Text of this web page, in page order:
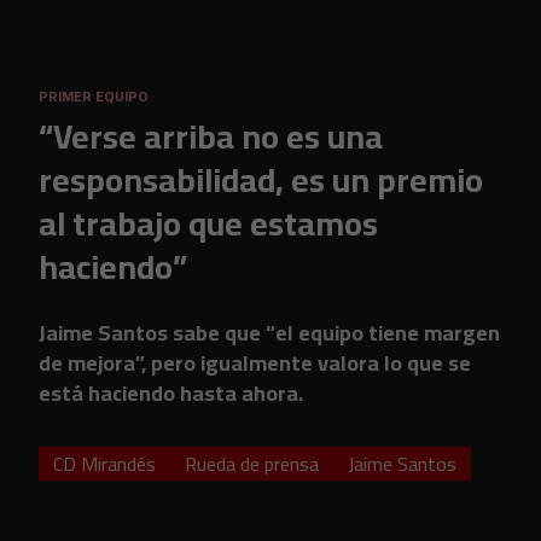
PRIMER EQUIPO
“Verse arriba no es una
responsabilidad, es un premio
al trabajo que estamos
haciendo”
Jaime Santos sabe que “el equipo tiene margen
de mejora”, pero igualmente valora lo que se
está haciendo hasta ahora.
CD Mirandés Rueda de prensa Jaime Santos